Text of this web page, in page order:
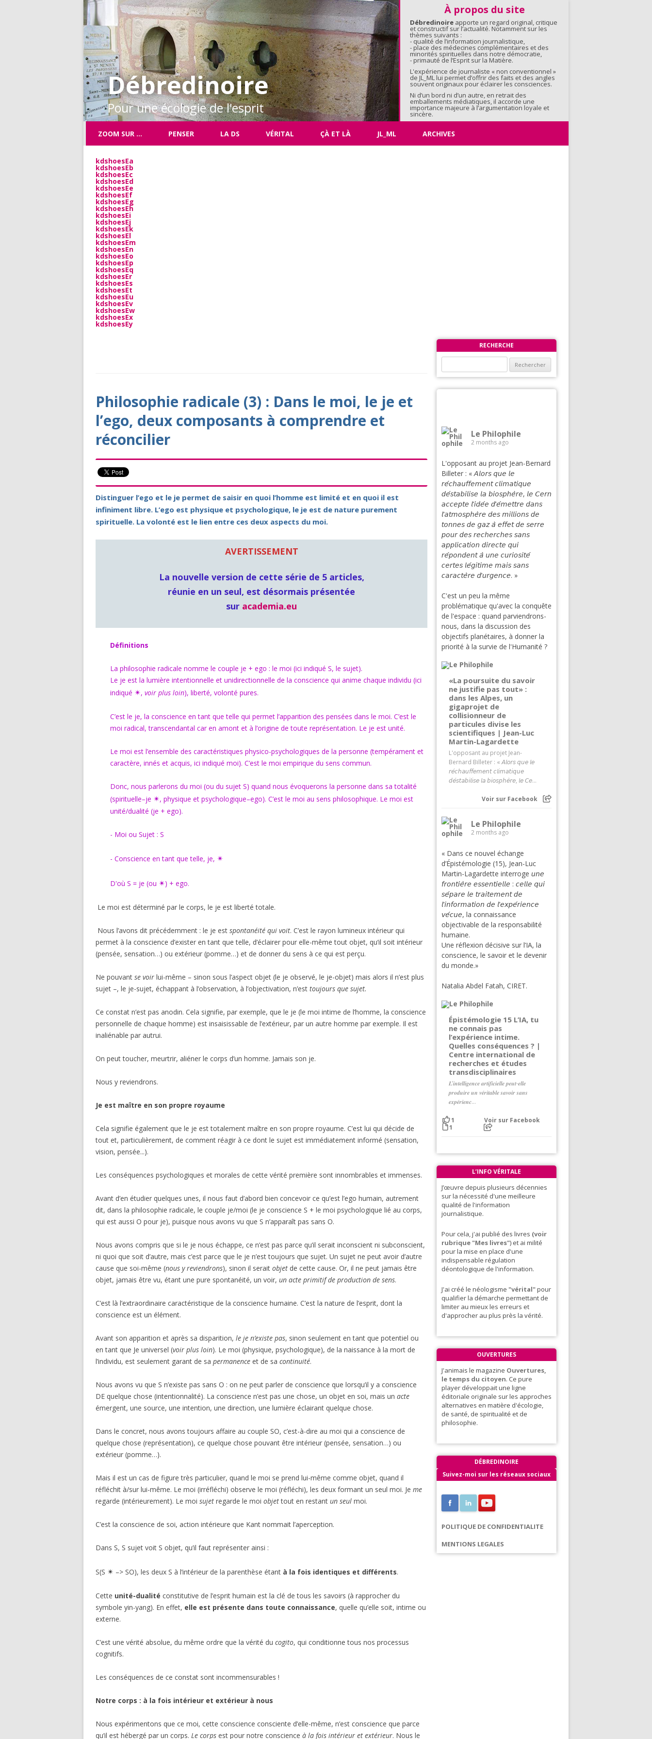
Débredinoire
Pour une écologie de l'esprit
À propos du site
Débredinoire apporte un regard original, critique
et constructif sur l’actualité. Notamment sur les
thèmes suivants :
- qualité de l’information journalistique,
- place des médecines complémentaires et des
minorités spirituelles dans notre démocratie,
- primauté de l’Esprit sur la Matière.
L'expérience de journaliste « non conventionnel »
de JL_ML lui permet d’offrir des faits et des angles
souvent originaux pour éclairer les consciences.
Ni d’un bord ni d’un autre, en retrait des
emballements médiatiques, il accorde une
importance majeure à l’argumentation loyale et
sincère.
Aller au contenu
ZOOM SUR … PENSER LA DS VÉRITAL ÇÀ ET LÀ JL_ML ARCHIVES
kdshoesEa
kdshoesEb
kdshoesEc
kdshoesEd
kdshoesEe
kdshoesEf
kdshoesEg
kdshoesEh
kdshoesEi
kdshoesEj
kdshoesEk
kdshoesEl
kdshoesEm
kdshoesEn
kdshoesEo
kdshoesEp
kdshoesEq
kdshoesEr
kdshoesEs
kdshoesEt
kdshoesEu
kdshoesEv
kdshoesEw
kdshoesEx
kdshoesEy
Philosophie radicale (3) : Dans le moi, le je et
l’ego, deux composants à comprendre et
réconcilier
Distinguer l’ego et le je permet de saisir en quoi l’homme est limité et en quoi il est
infiniment libre. L’ego est physique et psychologique, le je est de nature purement
spirituelle. La volonté est le lien entre ces deux aspects du moi.
AVERTISSEMENT
La nouvelle version de cette série de 5 articles,
réunie en un seul, est désormais présentée
sur academia.eu
Définitions
La philosophie radicale nomme le couple je + ego : le moi (ici indiqué S, le sujet).
Le je est la lumière intentionnelle et unidirectionnelle de la conscience qui anime chaque individu (ici
indiqué ✴︎, voir plus loin), liberté, volonté pures.
C’est le je, la conscience en tant que telle qui permet l’apparition des pensées dans le moi. C’est le
moi radical, transcendantal car en amont et à l’origine de toute représentation. Le je est unité.
Le moi est l’ensemble des caractéristiques physico-psychologiques de la personne (tempérament et
caractère, innés et acquis, ici indiqué moi). C’est le moi empirique du sens commun.
Donc, nous parlerons du moi (ou du sujet S) quand nous évoquerons la personne dans sa totalité
(spirituelle–je ✴︎, physique et psychologique–ego). C’est le moi au sens philosophique. Le moi est
unité/dualité (je + ego).
- Moi ou Sujet : S
- Conscience en tant que telle, je, ✴︎
D'où S = je (ou ✴︎) + ego.
Le moi est déterminé par le corps, le je est liberté totale.
Nous l’avons dit précédemment : le je est spontanéité qui voit. C’est le rayon lumineux intérieur qui
permet à la conscience d’exister en tant que telle, d’éclairer pour elle-même tout objet, qu’il soit intérieur
(pensée, sensation…) ou extérieur (pomme…) et de donner du sens à ce qui est perçu.
Ne pouvant se voir lui-même – sinon sous l’aspect objet (le je observé, le je-objet) mais alors il n’est plus
sujet –, le je-sujet, échappant à l’observation, à l’objectivation, n’est toujours que sujet.
Ce constat n’est pas anodin. Cela signifie, par exemple, que le je (le moi intime de l’homme, la conscience
personnelle de chaque homme) est insaisissable de l’extérieur, par un autre homme par exemple. Il est
inaliénable par autrui.
On peut toucher, meurtrir, aliéner le corps d’un homme. Jamais son je.
Nous y reviendrons.
Je est maître en son propre royaume
Cela signifie également que le je est totalement maître en son propre royaume. C’est lui qui décide de
tout et, particulièrement, de comment réagir à ce dont le sujet est immédiatement informé (sensation,
vision, pensée...).
Les conséquences psychologiques et morales de cette vérité première sont innombrables et immenses.
Avant d’en étudier quelques unes, il nous faut d’abord bien concevoir ce qu’est l’ego humain, autrement
dit, dans la philosophie radicale, le couple je/moi (le je conscience S + le moi psychologique lié au corps,
qui est aussi O pour je), puisque nous avons vu que S n’apparaît pas sans O.
Nous avons compris que si le je nous échappe, ce n’est pas parce qu’il serait inconscient ni subconscient,
ni quoi que soit d’autre, mais c’est parce que le je n’est toujours que sujet. Un sujet ne peut avoir d’autre
cause que soi-même (nous y reviendrons), sinon il serait objet de cette cause. Or, il ne peut jamais être
objet, jamais être vu, étant une pure spontanéité, un voir, un acte primitif de production de sens.
C’est là l’extraordinaire caractéristique de la conscience humaine. C’est la nature de l’esprit, dont la
conscience est un élément.
Avant son apparition et après sa disparition, le je n’existe pas, sinon seulement en tant que potentiel ou
en tant que Je universel (voir plus loin). Le moi (physique, psychologique), de la naissance à la mort de
l’individu, est seulement garant de sa permanence et de sa continuité.
Nous avons vu que S n’existe pas sans O : on ne peut parler de conscience que lorsqu’il y a conscience
DE quelque chose (intentionnalité). La conscience n’est pas une chose, un objet en soi, mais un acte
émergent, une source, une intention, une direction, une lumière éclairant quelque chose.
Dans le concret, nous avons toujours affaire au couple SO, c’est-à-dire au moi qui a conscience de
quelque chose (représentation), ce quelque chose pouvant être intérieur (pensée, sensation…) ou
extérieur (pomme…).
Mais il est un cas de figure très particulier, quand le moi se prend lui-même comme objet, quand il
réfléchit à/sur lui-même. Le moi (irréfléchi) observe le moi (réfléchi), les deux formant un seul moi. Je me
regarde (intérieurement). Le moi sujet regarde le moi objettout en restant un seul moi.
C’est la conscience de soi, action intérieure que Kant nommait l’aperception.
Dans S, S sujet voit S objet, qu’il faut représenter ainsi :
S(S ✴︎ –> SO), les deux S à l’intérieur de la parenthèse étant à la fois identiques et différents.
Cette unité-dualité constitutive de l’esprit humain est la clé de tous les savoirs (à rapprocher du
symbole yin-yang). En effet, elle est présente dans toute connaissance, quelle qu’elle soit, intime ou
externe.
C’est une vérité absolue, du même ordre que la vérité du cogito, qui conditionne tous nos processus
cognitifs.
Les conséquences de ce constat sont incommensurables !
Notre corps : à la fois intérieur et extérieur à nous
Nous expérimentons que ce moi, cette conscience consciente d’elle-même, n’est conscience que parce
qu’il est hébergé par un corps. Le corps est pour notre conscience à la fois intérieur et extérieur. Nous le
RECHERCHE
Le Philophile
2 months ago
L'opposant au projet Jean-Bernard
Billeter : « 𝘈𝘭𝘰𝘳𝘴 𝘲𝘶𝘦 𝘭𝘦
𝘳𝘦́𝘤𝘩𝘢𝘶𝘧𝘧𝘦𝘮𝘦𝘯𝘵 𝘤𝘭𝘪𝘮𝘢𝘵𝘪𝘲𝘶𝘦
𝘥𝘦́𝘴𝘵𝘢𝘣𝘪𝘭𝘪𝘴𝘦 𝘭𝘢 𝘣𝘪𝘰𝘴𝘱𝘩𝘦̀𝘳𝘦, 𝘭𝘦 𝘊𝘦𝘳𝘯
𝘢𝘤𝘤𝘦𝘱𝘵𝘦 𝘭’𝘪𝘥𝘦́𝘦 𝘥’𝘦́𝘮𝘦𝘵𝘵𝘳𝘦 𝘥𝘢𝘯𝘴
𝘭’𝘢𝘵𝘮𝘰𝘴𝘱𝘩𝘦̀𝘳𝘦 𝘥𝘦𝘴 𝘮𝘪𝘭𝘭𝘪𝘰𝘯𝘴 𝘥𝘦
𝘵𝘰𝘯𝘯𝘦𝘴 𝘥𝘦 𝘨𝘢𝘻 𝘢̀ 𝘦𝘧𝘧𝘦𝘵 𝘥𝘦 𝘴𝘦𝘳𝘳𝘦
𝘱𝘰𝘶𝘳 𝘥𝘦𝘴 𝘳𝘦𝘤𝘩𝘦𝘳𝘤𝘩𝘦𝘴 𝘴𝘢𝘯𝘴
𝘢𝘱𝘱𝘭𝘪𝘤𝘢𝘵𝘪𝘰𝘯 𝘥𝘪𝘳𝘦𝘤𝘵𝘦 𝘲𝘶𝘪
𝘳𝘦́𝘱𝘰𝘯𝘥𝘦𝘯𝘵 𝘢̀ 𝘶𝘯𝘦 𝘤𝘶𝘳𝘪𝘰𝘴𝘪𝘵𝘦́
𝘤𝘦𝘳𝘵𝘦𝘴 𝘭𝘦́𝘨𝘪𝘵𝘪𝘮𝘦 𝘮𝘢𝘪𝘴 𝘴𝘢𝘯𝘴
𝘤𝘢𝘳𝘢𝘤𝘵𝘦̀𝘳𝘦 𝘥’𝘶𝘳𝘨𝘦𝘯𝘤𝘦. »
C'est un peu la même
problématique qu'avec la conquête
de l'espace : quand parviendrons-
nous, dans la discussion des
objectifs planétaires, à donner la
priorité à la survie de l'Humanité ?
«La poursuite du savoir
ne justifie pas tout» :
dans les Alpes, un
gigaprojet de
collisionneur de
particules divise les
scientifiques | Jean-Luc
Martin-Lagardette
L'opposant au projet Jean-
Bernard Billeter : « 𝘈𝘭𝘰𝘳𝘴 𝘲𝘶𝘦 𝘭𝘦
𝘳𝘦́𝘤𝘩𝘢𝘶𝘧𝘧𝘦𝘮𝘦𝘯𝘵 𝘤𝘭𝘪𝘮𝘢𝘵𝘪𝘲𝘶𝘦
𝘥𝘦́𝘴𝘵𝘢𝘣𝘪𝘭𝘪𝘴𝘦 𝘭𝘢 𝘣𝘪𝘰𝘴𝘱𝘩𝘦̀𝘳𝘦, 𝘭𝘦 𝘊𝘦...
Voir sur Facebook
Le Philophile
2 months ago
« Dans ce nouvel échange
d’Épistémologie (15), Jean-Luc
Martin-Lagardette interroge 𝘶𝘯𝘦
𝘧𝘳𝘰𝘯𝘵𝘪𝘦̀𝘳𝘦 𝘦𝘴𝘴𝘦𝘯𝘵𝘪𝘦𝘭𝘭𝘦 : 𝘤𝘦𝘭𝘭𝘦 𝘲𝘶𝘪
𝘴𝘦́𝘱𝘢𝘳𝘦 𝘭𝘦 𝘵𝘳𝘢𝘪𝘵𝘦𝘮𝘦𝘯𝘵 𝘥𝘦
𝘭’𝘪𝘯𝘧𝘰𝘳𝘮𝘢𝘵𝘪𝘰𝘯 𝘥𝘦 𝘭’𝘦𝘹𝘱𝘦́𝘳𝘪𝘦𝘯𝘤𝘦
𝘷𝘦́𝘤𝘶𝘦, la connaissance
objectivable de la responsabilité
humaine.
Une réflexion décisive sur l’IA, la
conscience, le savoir et le devenir
du monde.»
Natalia Abdel Fatah, CIRET.
Épistémologie 15 L’IA, tu
ne connais pas
l’expérience intime.
Quelles conséquences ? |
Centre international de
recherches et études
transdisciplinaires
𝑳’𝒊𝒏𝒕𝒆𝒍𝒍𝒊𝒈𝒆𝒏𝒄𝒆 𝒂𝒓𝒕𝒊𝒇𝒊𝒄𝒊𝒆𝒍𝒍𝒆 𝒑𝒆𝒖𝒕-𝒆𝒍𝒍𝒆
𝒑𝒓𝒐𝒅𝒖𝒊𝒓𝒆 𝒖𝒏 𝒗𝒆́𝒓𝒊𝒕𝒂𝒃𝒍𝒆 𝒔𝒂𝒗𝒐𝒊𝒓 𝒔𝒂𝒏𝒔
𝒆𝒙𝒑𝒆́𝒓𝒊𝒆𝒏𝒄...
1
1
Voir sur Facebook
L’INFO VÉRITALE
J’œuvre depuis plusieurs décennies
sur la nécessité d'une meilleure
qualité de l'information
journalistique.
Pour cela, j'ai publié des livres (voir
rubrique "Mes livres") et ai milité
pour la mise en place d'une
indispensable régulation
déontologique de l'information.
J'ai créé le néologisme "vérital"pour
qualifier la démarche permettant de
limiter au mieux les erreurs et
d'approcher au plus près la vérité.
OUVERTURES
J'animais le magazine Ouvertures,
le temps du citoyen. Ce pure
player développait une ligne
éditoriale originale sur les approches
alternatives en matière d'écologie,
de santé, de spiritualité et de
philosophie.
DÉBREDINOIRE
Suivez-moi sur les réseaux sociaux
POLITIQUE DE CONFIDENTIALITE
MENTIONS LEGALES